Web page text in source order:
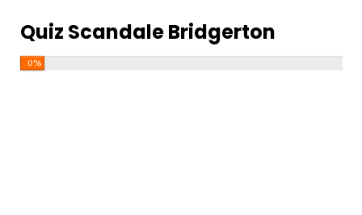
Quiz Scandale Bridgerton
0%